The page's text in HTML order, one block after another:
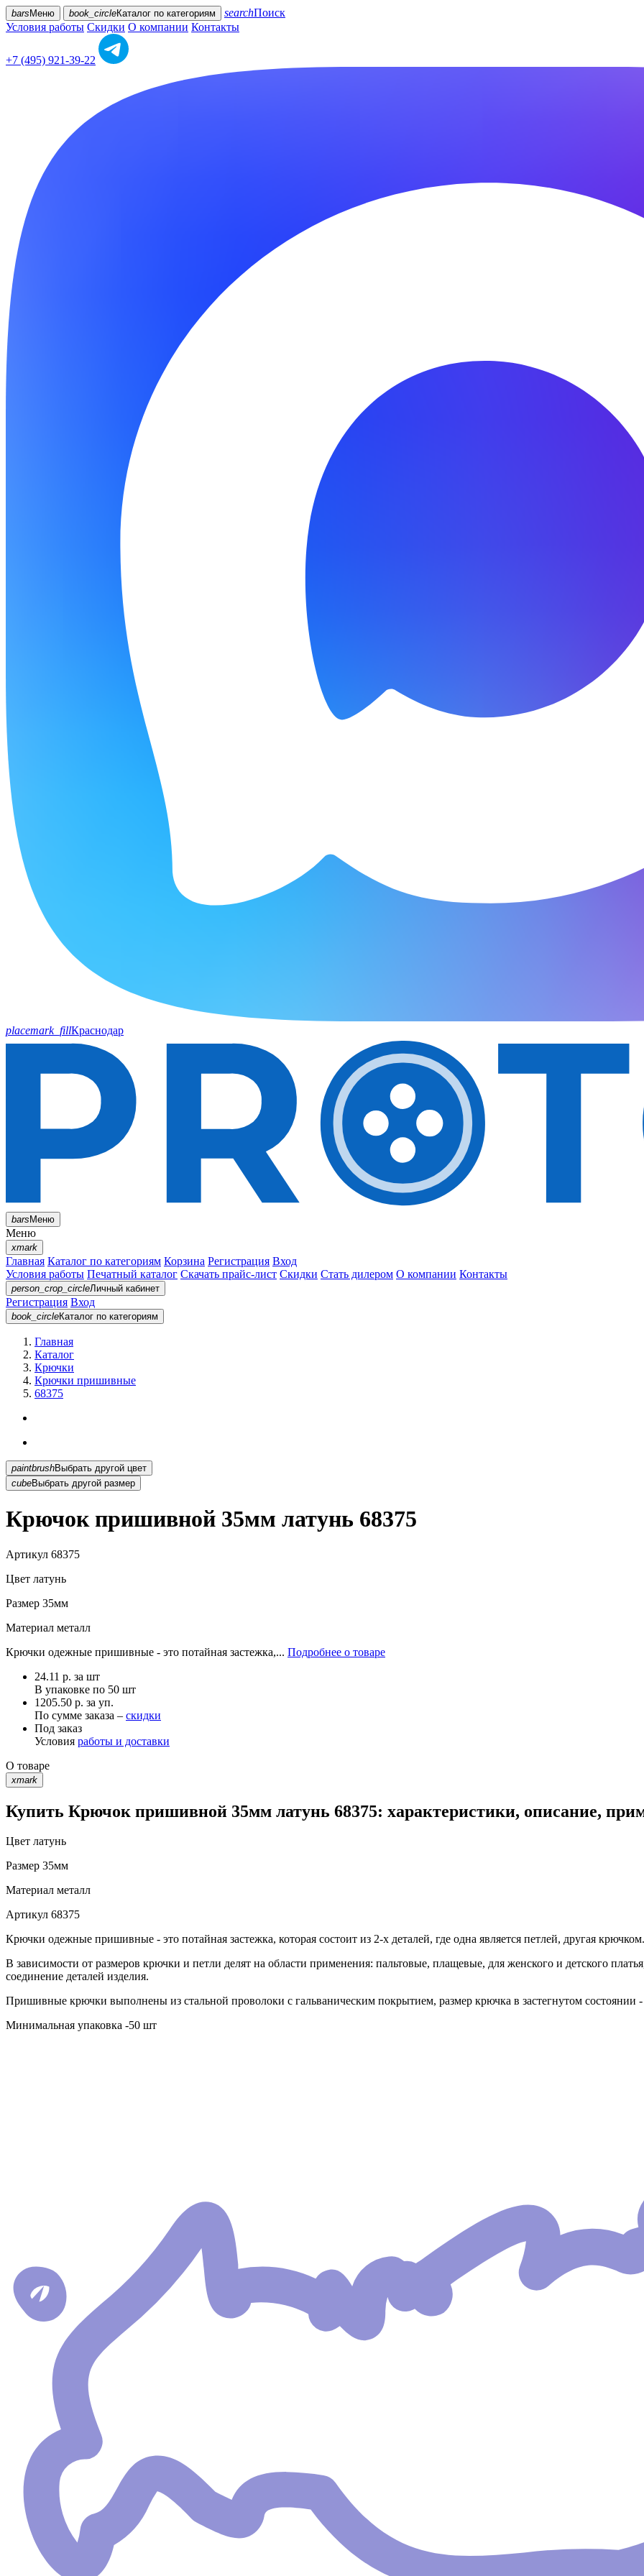
bars Меню book_circleКаталог по категориям searchПоиск
Условия работы Скидки О компании Контакты
+7 (495) 921-39-22
placemark_fillКраснодар
barsМеню
Меню
xmark
Главная Каталог по категориям Корзина Регистрация Вход
Условия работы Печатный каталог Скачать прайс-лист Скидки Стать дилером О компании Контакты
person_crop_circleЛичный кабинет
Регистрация Вход
book_circleКаталог по категориям
Главная
Каталог
Крючки
Крючки пришивные
68375
paintbrush
Выбрать другой цвет
cubeВыбрать другой размер
Крючок пришивной 35мм латунь 68375
Артикул 68375
Цвет латунь
Размер 35мм
Материал металл
Крючки одежные пришивные - это потайная застежка,... Подробнее о товаре
24.11 р. за шт
В упаковке по 50 шт
1205.50 р. за уп.
По сумме заказа – скидки
Под заказ
Условия работы и доставки
О товаре
xmark
Купить Крючок пришивной 35мм латунь 68375: характеристики, описание,
Цвет латунь
Размер 35мм
Материал металл
Артикул 68375
Крючки одежные пришивные - это потайная застежка, которая состоит из 2-х деталей, где одна является петлей, другая крючком.
В зависимости от размеров крючки и петли делят на области применения: пальтовые, плащевые, для женского и детского
соединение деталей изделия.
Пришивные крючки выполнены из стальной проволоки с гальваническим покрытием, размер крючка в застегнутом состоянии
Минимальная упаковка -50 шт